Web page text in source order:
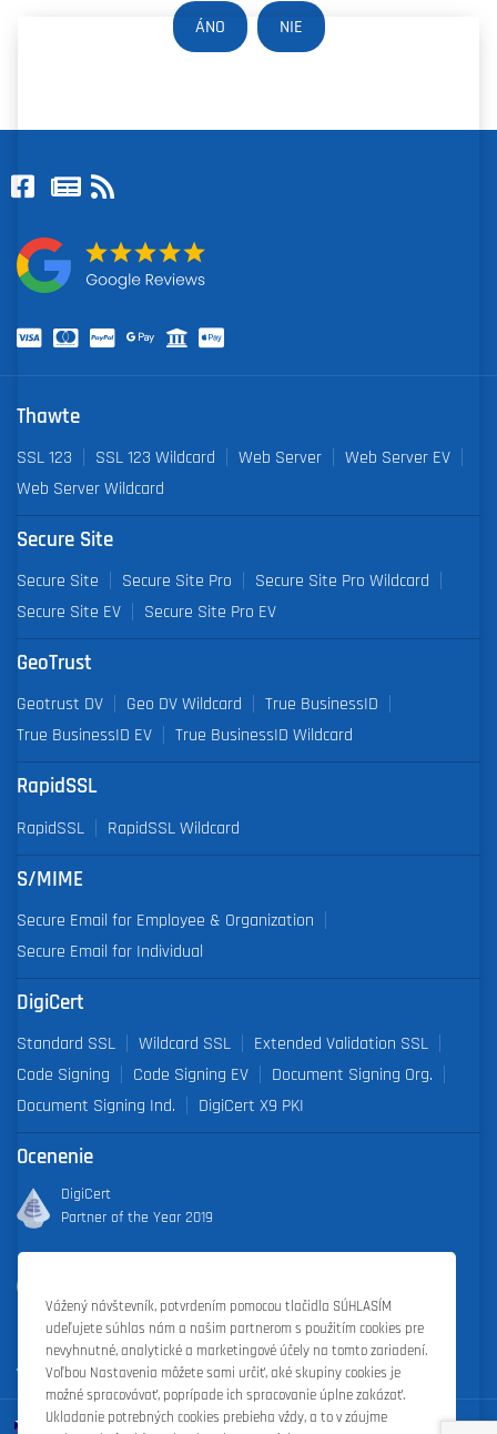
ÁNO NIE
Thawte
SSL 123 SSL 123 Wildcard Web Server
Web Server EV
Web Server Wildcard
Secure Site
Secure Site Secure Site Pro
Secure Site Pro Wildcard
Secure Site EV
Secure Site Pro EV
GeoTrust
Geotrust DV Geo DV Wildcard
True BusinessID
True BusinessID EV
True BusinessID Wildcard
RapidSSL
RapidSSL RapidSSL Wildcard
S/MIME
Secure Email for Employee & Organization
Secure Email for Individual
DigiCert
Standard SSL Wildcard SSL
Extended Validation SSL
Code Signing
Code Signing EV
Document Signing Org.
Document Signing Ind.
DigiCert X9 PKI
Ocenenie
DigiCert
Partner of the Year 2019
2022
Vážený návštevník, potvrdením pomocou tlačidla SÚHLASÍM
udeľujete súhlas nám a našim partnerom s použitím cookies pre
nevyhnutné, analytické a marketingové účely na tomto zariadení.
Voľbou Nastavenia môžete sami určiť, aké skupiny cookies je
možné spracovávať, poprípade ich spracovanie úplne zakázať.
Ukladanie potrebných cookies prebieha vždy, a to v záujme